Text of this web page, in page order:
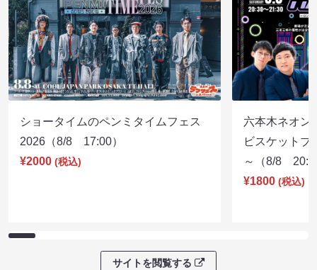
ショータイムのペンミタイムフェス
2026（8/8 17:00）
¥2000 (税込)
六本木ネオン
ビスケットブ
～（8/8
¥1800 (税込)
サイトを閲覧する